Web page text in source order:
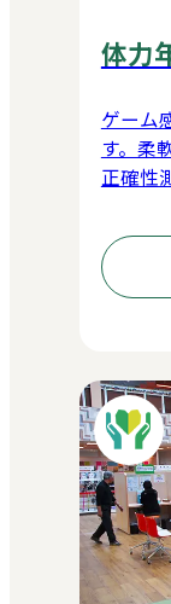
体力
ゲーム
す。柔
正確性